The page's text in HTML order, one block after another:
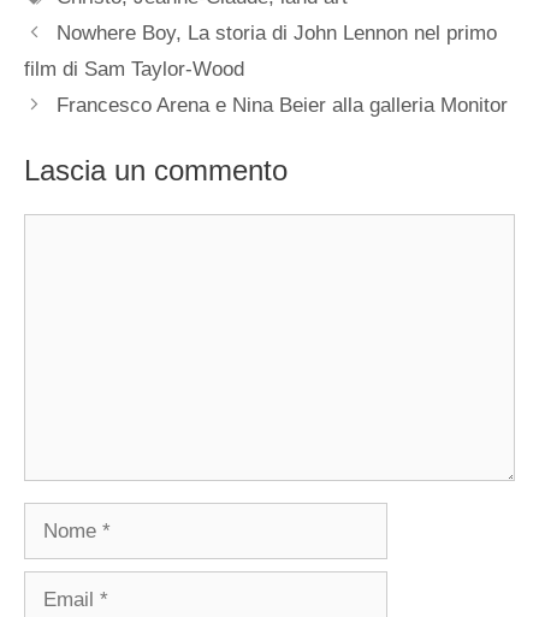
Nowhere Boy, La storia di John Lennon nel primo
film di Sam Taylor-Wood
Francesco Arena e Nina Beier alla galleria Monitor
Lascia un commento
Nome
Email